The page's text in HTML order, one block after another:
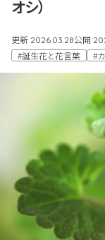
オシ）
更新 2026.03.28公開
#誕生花と花言葉
#